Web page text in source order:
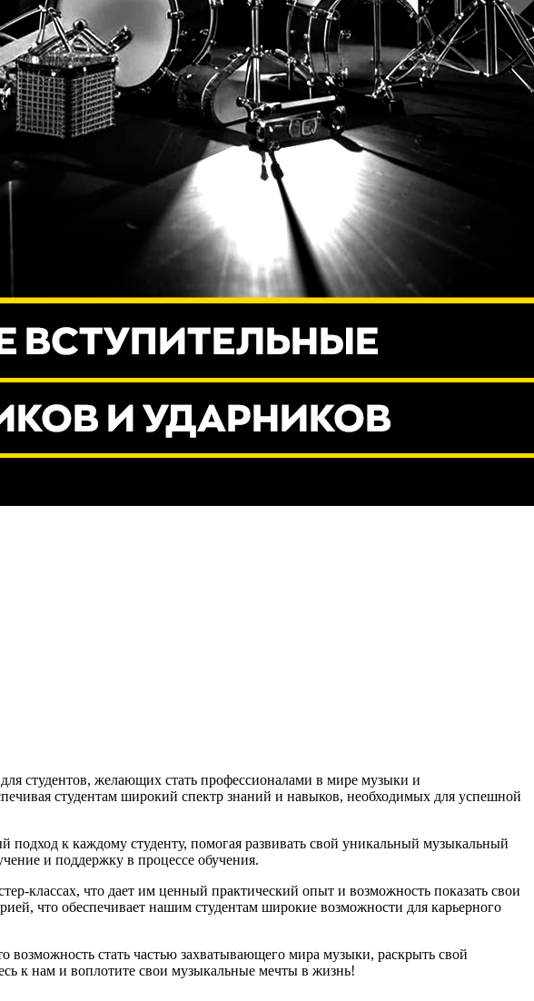
студентов, желающих стать профессионалами в мире музыки и
студентам широкий спектр знаний и навыков, необходимых для успешной
к каждому студенту, помогая развивать свой уникальный музыкальный
и поддержку в процессе обучения.
классах, что дает им ценный практический опыт и возможность показать свои
что обеспечивает нашим студентам широкие возможности для карьерного
возможность стать частью захватывающего мира музыки, раскрыть свой
к нам и воплотите свои музыкальные мечты в жизнь!